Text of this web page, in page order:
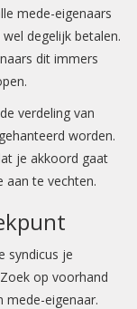
mede-eigenaars
degelijk betalen.
dit immers
verdeling van
worden.
je akkoord gaat
aan te vechten.
syndicus je
op voorhand
mede-eigenaar.